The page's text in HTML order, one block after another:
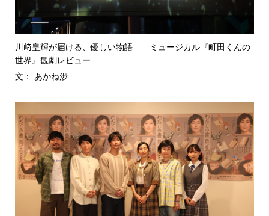
川﨑皇輝が届ける、優しい物語――ミュージカル『町田くんの
世界』観劇レビュー
文： あかね渉